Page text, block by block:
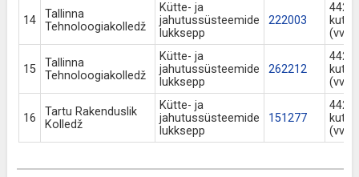
14
Tallinna
Tehnoloogiakolledž
Kütte- ja
jahutussüsteemide
lukksepp
222003
442
(vv
15
Tallinna
Tehnoloogiakolledž
Kütte- ja
jahutussüsteemide
lukksepp
262212
442
(vv
16
Tartu Rakenduslik
Kolledž
Kütte- ja
jahutussüsteemide
lukksepp
151277
442
(vv